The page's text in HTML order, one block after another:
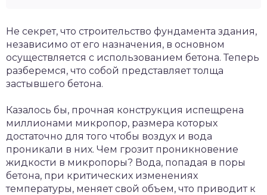
Не секрет, что строительство фундамента здания,
независимо от его назначения, в основном
осуществляется с использованием бетона. Теперь
разберемся, что собой представляет толща
застывшего бетона.
Казалось бы, прочная конструкция испещрена
миллионами микропор, размера которых
достаточно для того чтобы воздух и вода
проникали в них. Чем грозит проникновение
жидкости в микропоры? Вода, попадая в поры
бетона, при критических изменениях
температуры, меняет свой объем, что приводит к